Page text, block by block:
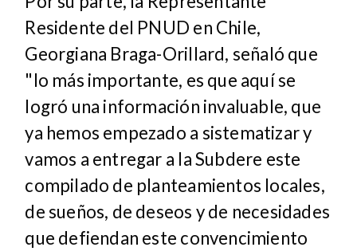
Residente del PNUD en Chile,
Georgiana Braga-Orillard, señaló que
"lo más importante, es que aquí se
logró una información invaluable, que
ya hemos empezado a sistematizar y
vamos a entregar a la Subdere este
compilado de planteamientos locales,
de sueños, de deseos y de necesidades
que defiendan este convencimiento